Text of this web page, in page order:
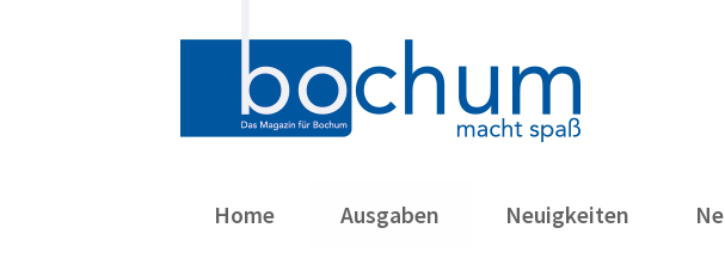
Home Ausgaben Neuigkeiten